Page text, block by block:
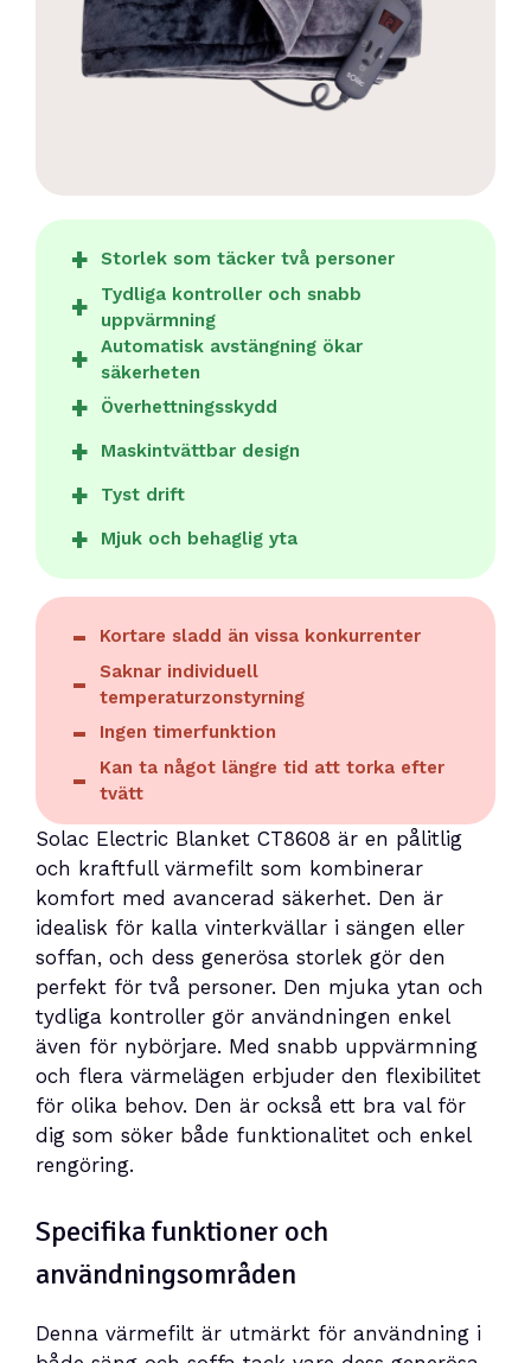
Storlek som täcker två personer
Tydliga kontroller och snabb
uppvärmning
Automatisk avstängning ökar
säkerheten
Överhettningsskydd
Maskintvättbar design
Tyst drift
Mjuk och behaglig yta
Kortare sladd än vissa konkurrenter
Saknar individuell
temperaturzonstyrning
Ingen timerfunktion
Kan ta något längre tid att torka efter
tvätt
Solac Electric Blanket CT8608 är en pålitlig
och kraftfull värmefilt som kombinerar
komfort med avancerad säkerhet. Den är
idealisk för kalla vinterkvällar i sängen eller
soffan, och dess generösa storlek gör den
perfekt för två personer. Den mjuka ytan och
tydliga kontroller gör användningen enkel
även för nybörjare. Med snabb uppvärmning
och flera värmelägen erbjuder den flexibilitet
för olika behov. Den är också ett bra val för
dig som söker både funktionalitet och enkel
rengöring.
Specifika funktioner och
användningsområden
Denna värmefilt är utmärkt för användning i